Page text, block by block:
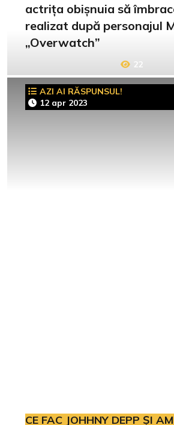
actrița obișnuia să
realizat după personajul
„Overwatch”
22
AZI AI RĂSPUNSUL!
12 apr 2023
CE FAC JOHHNY DEPP ȘI